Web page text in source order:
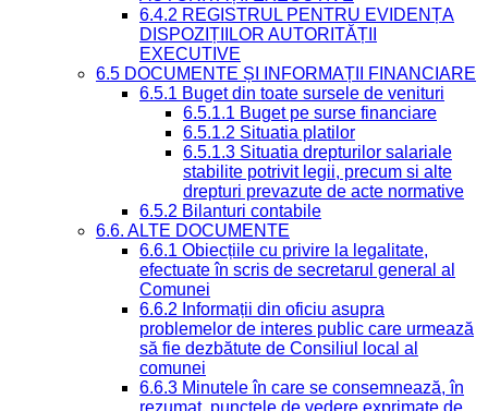
6.4.2 REGISTRUL PENTRU EVIDENȚA
DISPOZIȚIILOR AUTORITĂȚII
EXECUTIVE
6.5 DOCUMENTE ȘI INFORMAȚII FINANCIARE
6.5.1 Buget din toate sursele de venituri
6.5.1.1 Buget pe surse financiare
6.5.1.2 Situatia platilor
6.5.1.3 Situatia drepturilor salariale
stabilite potrivit legii, precum si alte
drepturi prevazute de acte normative
6.5.2 Bilanturi contabile
6.6. ALTE DOCUMENTE
6.6.1 Obiecțiile cu privire la legalitate,
efectuate în scris de secretarul general al
Comunei
6.6.2 Informații din oficiu asupra
problemelor de interes public care urmează
să fie dezbătute de Consiliul local al
comunei
6.6.3 Minutele în care se consemnează, în
rezumat, punctele de vedere exprimate de